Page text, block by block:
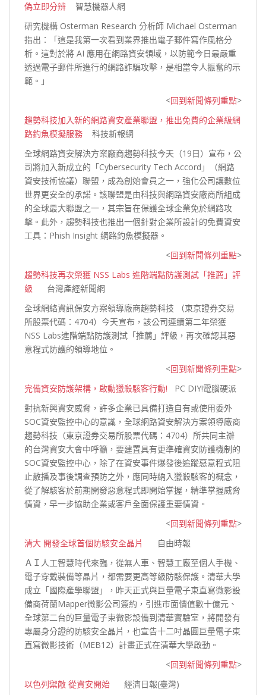
偽立即分辨 智慧機器人網
研究機構 Osterman Research 分析師 Michael Osterman
指出：「這是我第一次看到業界推出電子郵件寫作風格分
析。這對於將 AI 應用在網路資安領域，以防範今日最嚴重
透過電子郵件所進行的網路詐騙攻擊，是相當令人振奮的示
範。」
<回到新聞條列重點>
趨勢科技加入新的網路資安產業聯盟，推出免費的企業級網
路釣魚模擬服務 科技新報網
全球網路資安解決方案廠商趨勢科技今天（19日）宣布，公
司將加入新成立的「Cybersecurity Tech Accord」（網路
資安技術協議）聯盟，成為創始會員之一，強化公司讓數位
世界更安全的承諾。該聯盟是由科技與網路資安廠商所組成
的全球最大聯盟之一，其宗旨在保護全球企業免於網路攻
擊。此外，趨勢科技也推出一個針對企業所設計的免費資安
工具：Phish Insight 網路釣魚模擬器。
<回到新聞條列重點>
趨勢科技再次榮獲 NSS Labs 進階端點防護測試「推薦」評
級 台灣產經新聞網
全球網絡資訊保安方案領導廠商趨勢科技 （東京證券交易
所股票代碼：4704）今天宣布，該公司連續第二年榮獲
NSS Labs進階端點防護測試「推薦」評級，再次確認其惡
意程式防護的領導地位。
<回到新聞條列重點>
完備資安防護架構，啟動獵殺駭客行動! PC DIY!電腦硬派
對抗新興資安威脅，許多企業已具備打造自有或使用委外
SOC資安監控中心的意識，全球網路資安解決方案領導廠商
趨勢科技（東京證券交易所股票代碼：4704）所共同主辦
的台灣資安大會中呼籲，要建置具有更準確資安防護機制的
SOC資安監控中心，除了在資安事件爆發後追蹤惡意程式阻
止散播及事後調查預防之外，應同時納入獵殺駭客的概念，
從了解駭客於前期開發惡意程式即開始掌握，精準掌握威脅
情資，早一步協助企業或客戶全面保護重要情資。
<回到新聞條列重點>
清大 開發全球首個防駭安全晶片
自由時報
ＡＩ人工智慧時代來臨，從無人車、智慧工廠至個人手機、
電子穿戴裝備等晶片，都需要更高等級防駭保護。清華大學
成立「國際產學聯盟」，昨天正式與巨量電子束直寫微影設
備商荷蘭Mapper微影公司簽約，引進市面價值數十億元、
全球第二台的巨量電子束微影設備到清華實驗室，將開發有
專屬身分證的防駭安全晶片，也宣告十二吋晶圓巨量電子束
直寫微影技術（MEB12）計畫正式在清華大學啟動。
<回到新聞條列重點>
以色列禦敵 從資安開始 經濟日報(臺灣)